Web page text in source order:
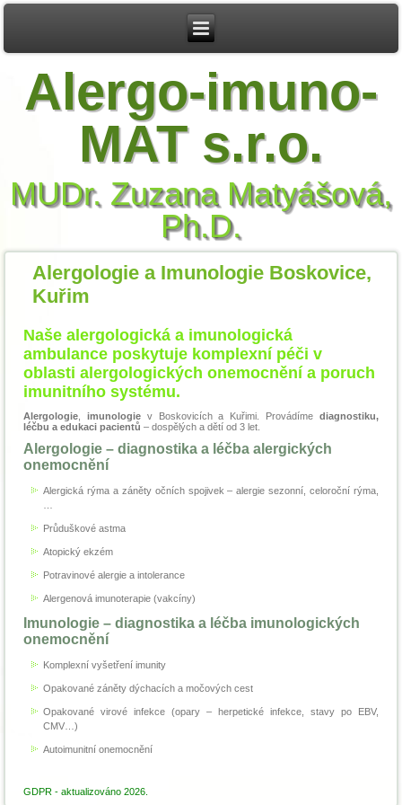
Alergo-imuno-
MAT s.r.o.
MUDr. Zuzana Matyášová,
Ph.D.
Alergologie a Imunologie Boskovice,
Kuřim
Naše alergologická a imunologická
ambulance poskytuje komplexní péči v
oblasti alergologických onemocnění a poruch
imunitního systému.
Alergologie ,imunologie v Boskovicích a Kuřimi. Provádíme diagnostiku,
léčbu a edukaci pacientů – dospělých a dětí od 3 let.
Alergologie – diagnostika a léčba alergických
onemocnění
Alergická rýma a záněty očních spojivek – alergie sezonní, celoroční rýma,
Průduškové astma
Atopický ekzém
Potravinové alergie a intolerance
Alergenová imunoterapie (vakcíny)
Imunologie – diagnostika a léčba imunologických
onemocnění
Komplexní vyšetření imunity
Opakované záněty dýchacích a močových cest
Opakované virové infekce (opary – herpetické infekce, stavy po EBV,
CMV…)
Autoimunitní onemocnění
GDPR - aktualizováno 2026.